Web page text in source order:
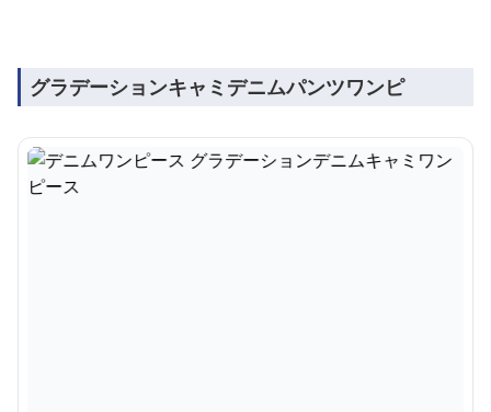
グラデーションキャミデニムパンツワンピ